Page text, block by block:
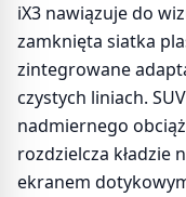
iX3 nawiązuje do
zamknięta siatka
zintegrowane
czystych liniach.
nadmiernego
rozdzielcza kładzie
ekranem